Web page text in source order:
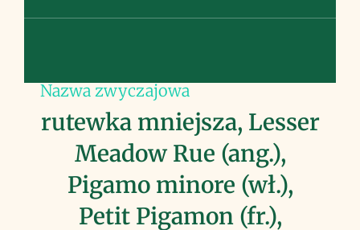
Nazwa zwyczajowa
rutewka mniejsza, Lesser
Meadow Rue (ang.),
Pigamo minore (wł.),
Petit Pigamon (fr.),